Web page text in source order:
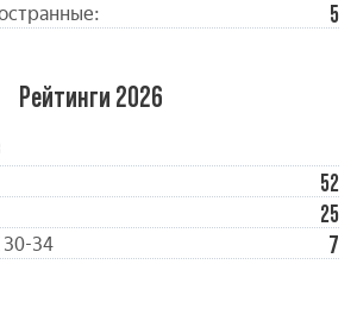
5
Рейтинги 2026
52
25
34 7